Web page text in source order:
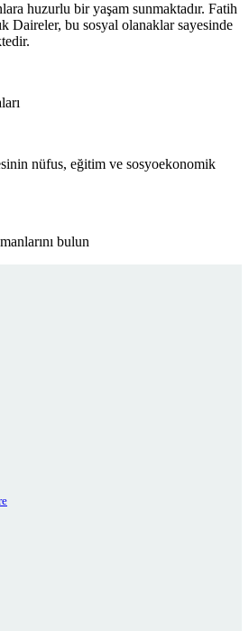
huzurlu bir yaşam sunmaktadır. Fatih
Daireler, bu sosyal olanaklar sayesinde
nüfus, eğitim ve sosyoekonomik
bulun